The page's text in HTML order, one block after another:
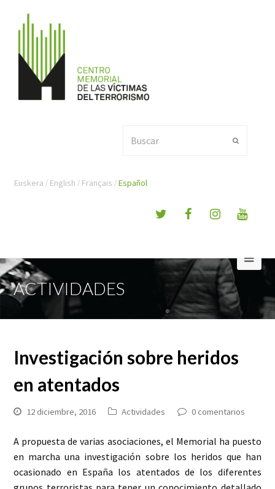
Enviar
Euskera English Français Español
ACTIVIDADES
Investigación sobre heridos
en atentados
12 diciembre, 2016 Actividades 0 comentarios
A propuesta de varias asociaciones, el Memorial ha puesto
en marcha una investigación sobre los heridos que han
ocasionado en España los atentados de los diferentes